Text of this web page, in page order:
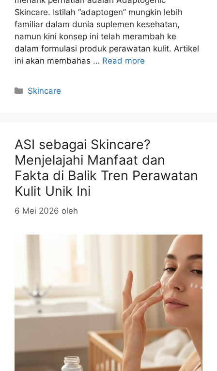
Skincare. Istilah “adaptogen” mungkin lebih
familiar dalam dunia suplemen kesehatan,
namun kini konsep ini telah merambah ke
dalam formulasi produk perawatan kulit. Artikel
ini akan membahas … Read more
Kategori
Skincare
ASI sebagai Skincare?
Menjelajahi Manfaat dan
Fakta di Balik Tren Perawatan
Kulit Unik Ini
6 Mei 2026 oleh